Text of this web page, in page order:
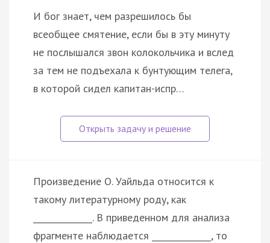
И бог знает, чем разрешилось бы
всеобщее смятение, если бы в эту минуту
не послышался звон колокольчика и вслед
за тем не подъехала к бунтующим телега,
в которой сидел капитан-испр…
Произведение О. Уайльда относится к
такому литературному роду, как
______________. В приведенном для анализа
фрагменте наблюдается ______________, то